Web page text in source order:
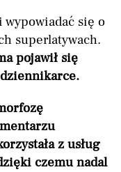
się o
superlatywach.
pojawił się
z usług
czemu nadal